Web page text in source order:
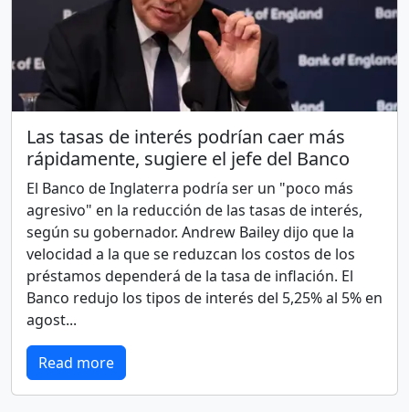
Las tasas de interés podrían caer más
rápidamente, sugiere el jefe del Banco
El Banco de Inglaterra podría ser un "poco más
agresivo" en la reducción de las tasas de interés,
según su gobernador. Andrew Bailey dijo que la
velocidad a la que se reduzcan los costos de los
préstamos dependerá de la tasa de inflación. El
Banco redujo los tipos de interés del 5,25% al 5% en
agost...
Read more